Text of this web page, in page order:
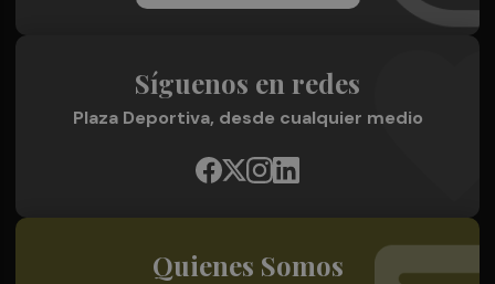
Síguenos en redes
Plaza Deportiva, desde cualquier medio
Quienes Somos